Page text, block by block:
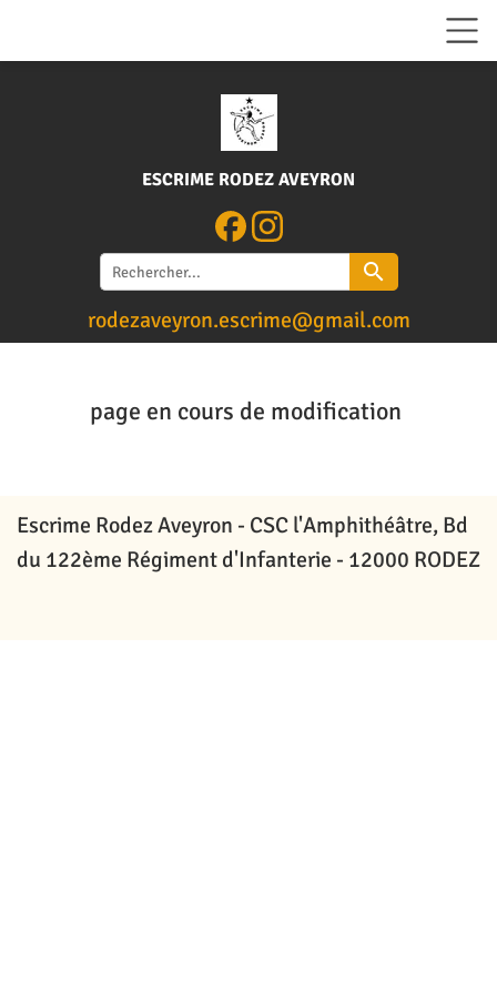
ESCRIME RODEZ AVEYRON
search
rodezaveyron.escrime@gmail.com
page en cours de modification
Escrime Rodez Aveyron - CSC l'Amphithéâtre, Bd
du 122ème Régiment d'Infanterie - 12000 RODEZ